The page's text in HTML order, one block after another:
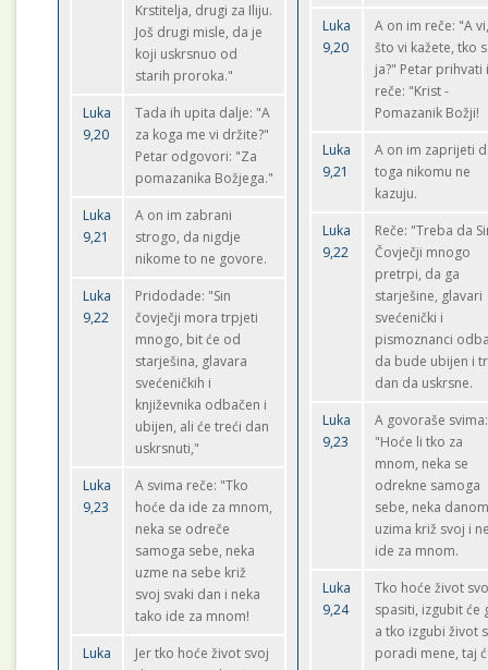
Krstitelja, drugi za Iliju.
Još drugi misle, da je
koji uskrsnuo od
starih proroka."
Luka
9,20
Tada ih upita dalje: "A
za koga me vi držite?"
Petar odgovori: "Za
pomazanika Božjega."
Luka
9,21
A on im zabrani
strogo, da nigdje
nikome to ne govore.
Luka
9,22
Pridodade: "Sin
čovječji mora trpjeti
mnogo, bit će od
starješina, glavara
svećeničkih i
književnika odbačen i
ubijen, ali će treći dan
uskrsnuti,"
Luka
9,23
A svima reče: "Tko
hoće da ide za mnom,
neka se odreče
samoga sebe, neka
uzme na sebe križ
svoj svaki dan i neka
tako ide za mnom!
Luka
Jer tko hoće život svoj
Luka
9,20
A on im reče: "A
što vi kažete, tko
ja?" Petar prihvati
reče: "Krist -
Pomazanik Božji!
Luka
9,21
A on im zaprijeti
toga nikomu ne
kazuju.
Luka
9,22
Reče: "Treba da
Čovječji mnogo
pretrpi, da ga
starješine, glavari
svećenički i
pismoznanci
da bude ubijen i
dan da uskrsne.
Luka
9,23
A govoraše svima:
"Hoće li tko za
mnom, neka se
odrekne samoga
sebe, neka
uzima križ svoj i
ide za mnom.
Luka
9,24
Tko hoće život
spasiti, izgubit će
a tko izgubi život
poradi mene, taj